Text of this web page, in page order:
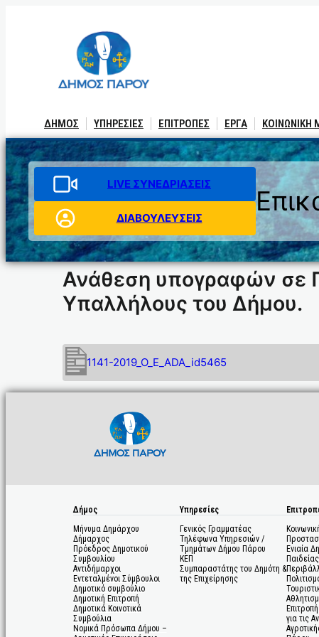
ΔΗΜΟΣ ΥΠΗΡΕΣΙΕΣ ΕΠΙΤΡΟΠΕΣ ΕΡΓΑ ΚΟΙΝΩΝΙΚΗ
LIVE ΣΥΝΕΔΡΙΑΣΕΙΣ
ΔΙΑΒΟΥΛΕΥΣΕΙΣ
Ανάθεση υπογραφών σε
Υπαλλήλους του ∆ήµου.
1141-2019_O_E_ADA_id5465
Δήμος
Μήνυμα Δημάρχου
Δήμαρχος
Πρόεδρος Δημοτικού
Συμβουλίου
Αντιδήμαρχοι
Εντεταλμένοι Σύμβουλοι
Δημοτικό συμβούλιο
Δημοτική Επιτροπή
Δημοτικά Κοινοτικά
Συμβούλια
Νομικά Πρόσωπα Δήμου –
Υπηρεσίες
Γενικός Γραμματέας
Τηλέφωνα Υπηρεσιών /
Τμημάτων Δήμου Πάρου
ΚΕΠ
Συμπαραστάτης του Δημότη &
της Επιχείρησης
Ενιαία
Παιδείας
για τις